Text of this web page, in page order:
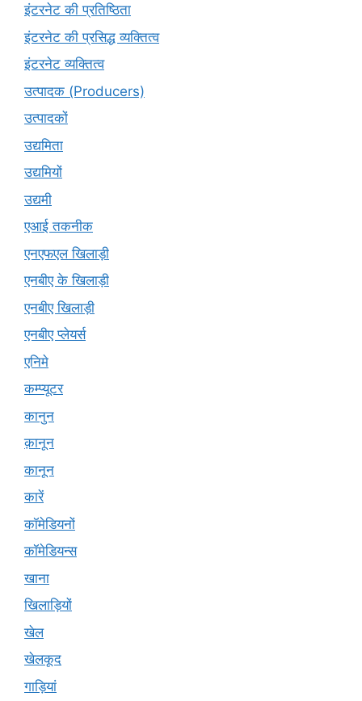
इंटरनेट की प्रतिष्ठिता
इंटरनेट की प्रसिद्ध व्यक्तित्व
इंटरनेट व्यक्तित्व
उत्पादक (Producers)
उत्पादकों
उद्यमिता
उद्यमियों
उद्यमी
एआई तकनीक
एनएफएल खिलाड़ी
एनबीए के खिलाड़ी
एनबीए खिलाड़ी
एनबीए प्लेयर्स
एनिमे
कम्प्यूटर
कानुन
क़ानून
कानून
कारें
कॉमेडियनों
कॉमेडियन्स
खाना
खिलाड़ियों
खेल
खेलकूद
गाड़ियां